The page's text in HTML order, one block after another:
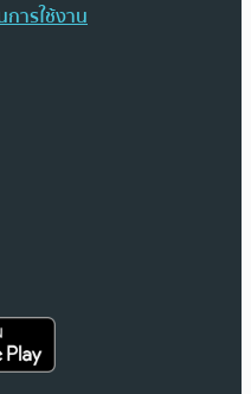
ารใช้งาน